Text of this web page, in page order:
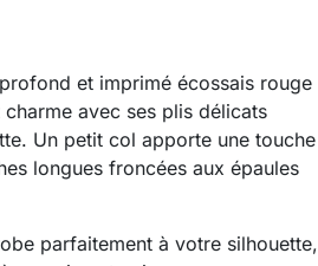
et imprimé écossais rouge
avec ses plis délicats
Un petit col apporte une touche
longues froncées aux épaules
parfaitement à votre silhouette,